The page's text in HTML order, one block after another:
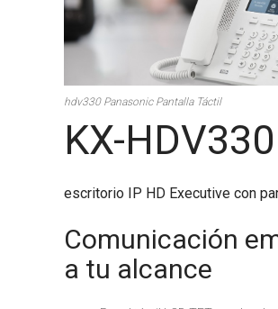
hdv330 Panasonic Pantalla Táctil
KX-HDV330
escritorio IP HD Executive con
Comunicación
a tu alcance